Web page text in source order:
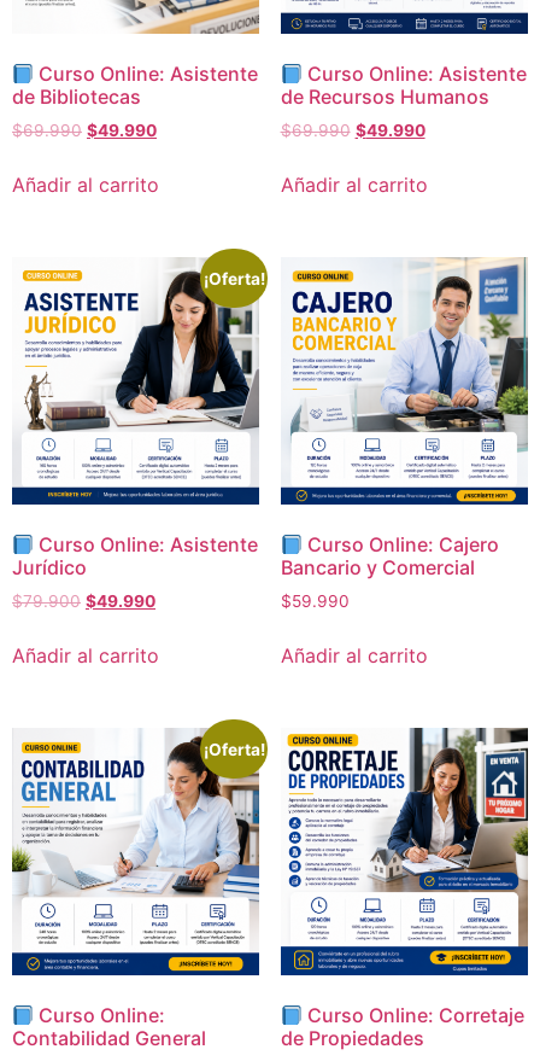
Curso Online: Asistente
de Bibliotecas
$69.990 $49.990
Añadir al carrito
Curso Online: Asistente
de Recursos Humanos
$69.990 $49.990
Añadir al carrito
¡Oferta!
Curso Online: Asistente
Jurídico
$79.900 $49.990
Añadir al carrito
Curso Online: Cajero
Bancario y Comercial
$59.990
Añadir al carrito
¡Oferta!
Curso Online:
Contabilidad General
Curso Online: Corretaje
de Propiedades